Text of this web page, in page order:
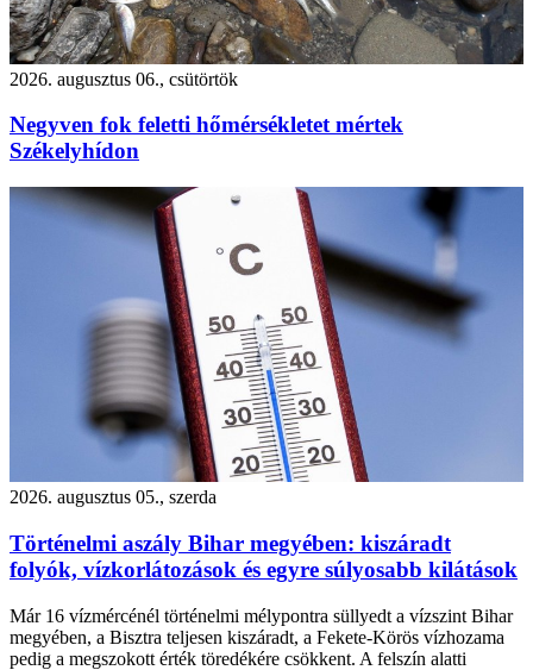
2026. augusztus 06., csütörtök
Negyven fok feletti hőmérsékletet mértek
Székelyhídon
2026. augusztus 05., szerda
Történelmi aszály Bihar megyében: kiszáradt
folyók, vízkorlátozások és egyre súlyosabb kilátások
Már 16 vízmércénél történelmi mélypontra süllyedt a vízszint Bihar
megyében, a Bisztra teljesen kiszáradt, a Fekete-Körös vízhozama
pedig a megszokott érték töredékére csökkent. A felszín alatti